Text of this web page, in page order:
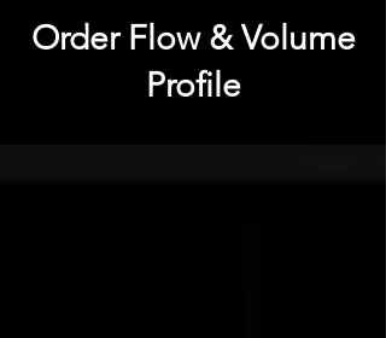
Order Flow & Volume
Profile